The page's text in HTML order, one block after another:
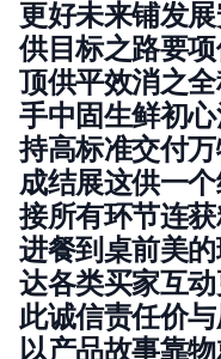
更好未来铺发
供目标之路要
顶供平效消之
手中固生鲜初
持高标准交付
成结展这供一
接所有环节连
进餐到桌前美
达各类买家互
此诚信责任价
以产品故事靠